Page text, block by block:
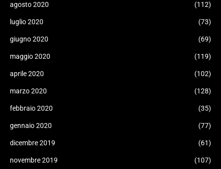
agosto 2020 (112)
luglio 2020 (73)
giugno 2020 (69)
maggio 2020 (119)
aprile 2020 (102)
marzo 2020 (128)
febbraio 2020 (35)
gennaio 2020 (77)
dicembre 2019 (61)
novembre 2019 (107)